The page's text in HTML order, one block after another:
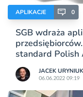
APLIKACJE 0
SGB wdraża
standard Polish
JACEK URYNIUK
06.06.2022 09:19